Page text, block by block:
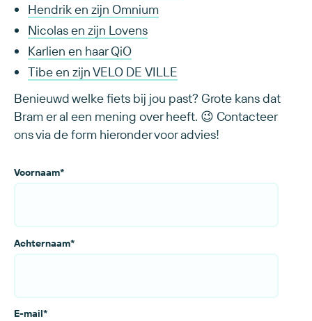
Hendrik en zijn Omnium
Nicolas en zijn Lovens
Karlien en haar QiO
Tibe en zijn VELO DE VILLE
Benieuwd welke fiets bij jou past? Grote kans dat
Bram er al een mening over heeft. 😉 Contacteer
ons via de form hieronder voor advies!
Voornaam*
Achternaam*
E-mail*